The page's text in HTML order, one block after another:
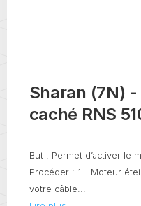
Sharan (7N)
caché RNS
But : Permet d’activer le
Procéder : 1 – Moteur
votre câble...